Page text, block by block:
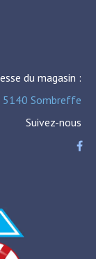
du magasin :
5140 Sombreffe
Suivez-nous